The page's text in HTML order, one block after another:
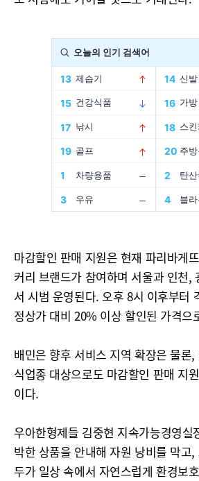
마감할인 판매 지원은 현재 파리바게
커리 브랜드가 참여하며 서울과 인천,
서 시범 운영된다. 오후 8시 이후부터
정상가 대비 20% 이상 할인된 가격으
배민은 향후 서비스 지역 확장은 물론
식업종 대상으로도 마감할인 판매 지
이다.
우아한형제들 김중현 지속가능경영실
박한 상품을 안내해 자원 낭비를 막고
두가 일상 속에서 자연스럽게 환경보